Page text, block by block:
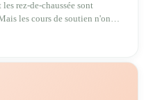
rez-de-chaussée sont
les cours de soutien n'ont
ruelles de chaque quartier,